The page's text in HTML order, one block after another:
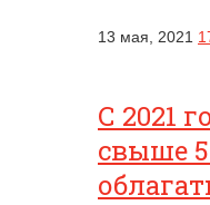
13 мая, 2021
С 2021
свыше